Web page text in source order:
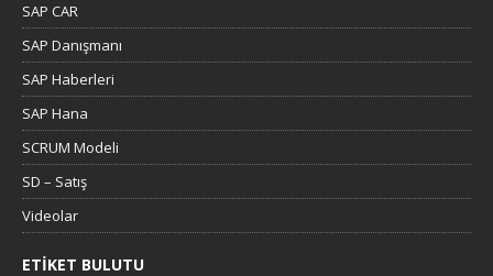
SAP CAR
SAP Danışmanı
SAP Haberleri
SAP Hana
SCRUM Modeli
SD – Satış
Videolar
ETIKET BULUTU